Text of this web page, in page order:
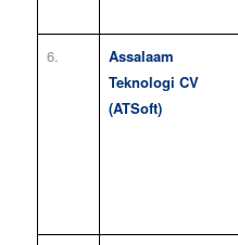
6.
Assalaam
Teknologi CV
(ATSoft)